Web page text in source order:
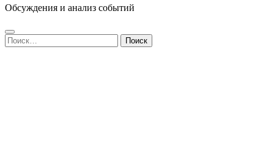
Обсуждения и анализ событий
Найти: